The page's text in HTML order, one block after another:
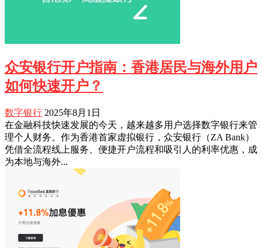
众安银行开户指南：香港居民与海外用户
如何快速开户？
数字银行 2025年8月1日
在金融科技快速发展的今天，越来越多用户选择数字银行来管
理个人财务。作为香港首家虚拟银行，众安银行（ZA Bank）
凭借全流程线上服务、便捷开户流程和吸引人的利率优惠，成
为本地与海外...